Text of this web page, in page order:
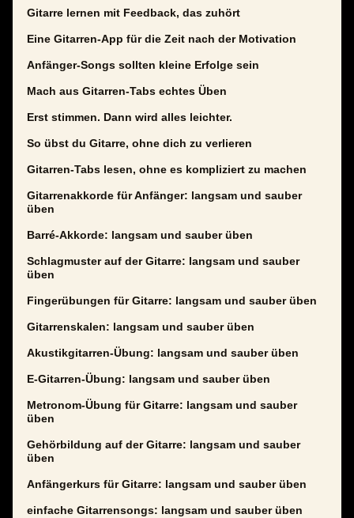
Gitarre lernen mit Feedback, das zuhört
Eine Gitarren-App für die Zeit nach der Motivation
Anfänger-Songs sollten kleine Erfolge sein
Mach aus Gitarren-Tabs echtes Üben
Erst stimmen. Dann wird alles leichter.
So übst du Gitarre, ohne dich zu verlieren
Gitarren-Tabs lesen, ohne es kompliziert zu machen
Gitarrenakkorde für Anfänger: langsam und sauber
üben
Barré-Akkorde: langsam und sauber üben
Schlagmuster auf der Gitarre: langsam und sauber
üben
Fingerübungen für Gitarre: langsam und sauber üben
Gitarrenskalen: langsam und sauber üben
Akustikgitarren-Übung: langsam und sauber üben
E-Gitarren-Übung: langsam und sauber üben
Metronom-Übung für Gitarre: langsam und sauber
üben
Gehörbildung auf der Gitarre: langsam und sauber
üben
Anfängerkurs für Gitarre: langsam und sauber üben
einfache Gitarrensongs: langsam und sauber üben